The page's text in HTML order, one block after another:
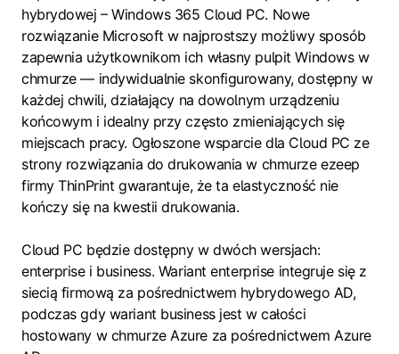
hybrydowej – Windows 365 Cloud PC. Nowe
rozwiązanie Microsoft w najprostszy możliwy sposób
zapewnia użytkownikom ich własny pulpit Windows w
chmurze — indywidualnie skonfigurowany, dostępny w
każdej chwili, działający na dowolnym urządzeniu
końcowym i idealny przy często zmieniających się
miejscach pracy. Ogłoszone wsparcie dla Cloud PC ze
strony rozwiązania do drukowania w chmurze ezeep
firmy ThinPrint gwarantuje, że ta elastyczność nie
kończy się na kwestii drukowania.
Cloud PC będzie dostępny w dwóch wersjach:
enterprise i business. Wariant enterprise integruje się z
siecią firmową za pośrednictwem hybrydowego AD,
podczas gdy wariant business jest w całości
hostowany w chmurze Azure za pośrednictwem Azure